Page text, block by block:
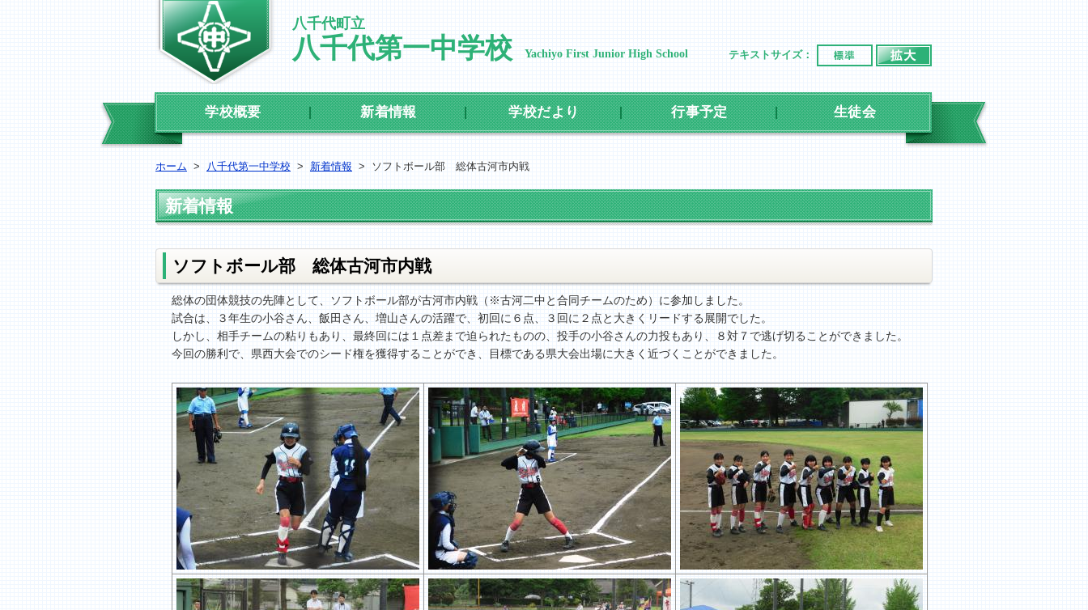
八千代町立
八千代第一中学校 Yachiyo First Junior High School テキストサイズ： 標準
学校概要 新着情報 学校だより 行事予定 生徒会
ホーム > 八千代第一中学校 > 新着情報 > ソフトボール部 総体古河市内戦
新着情報
ソフトボール部 総体古河市内戦
総体の団体競技の先陣として、ソフトボール部が古河市内戦（※古河二中と合同チームのため）に参加しました。
試合は、３年生の小谷さん、飯田さん、増山さんの活躍で、初回に６点、３回に２点と大きくリードする展開でした。
しかし、相手チームの粘りもあり、最終回には１点差まで迫られたものの、投手の小谷さんの力投もあり、８対７で逃げ切ることができました。
今回の勝利で、県西大会でのシード権を獲得することができ、目標である県大会出場に大きく近づくことができました。